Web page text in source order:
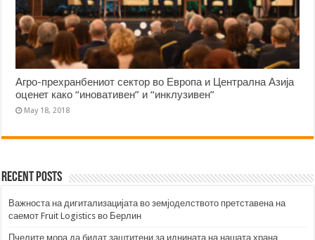
Агро-прехранбениот сектор во Европа и Централна Азија
оценет како “иновативен” и “инклузивен”
May 18, 2018
Recent Posts
Важноста на дигитализацијата во земјоделството претставена на
саемот Fruit Logistics во Берлин
Пчелите мора да бидат заштитени за иднината на нашата храна